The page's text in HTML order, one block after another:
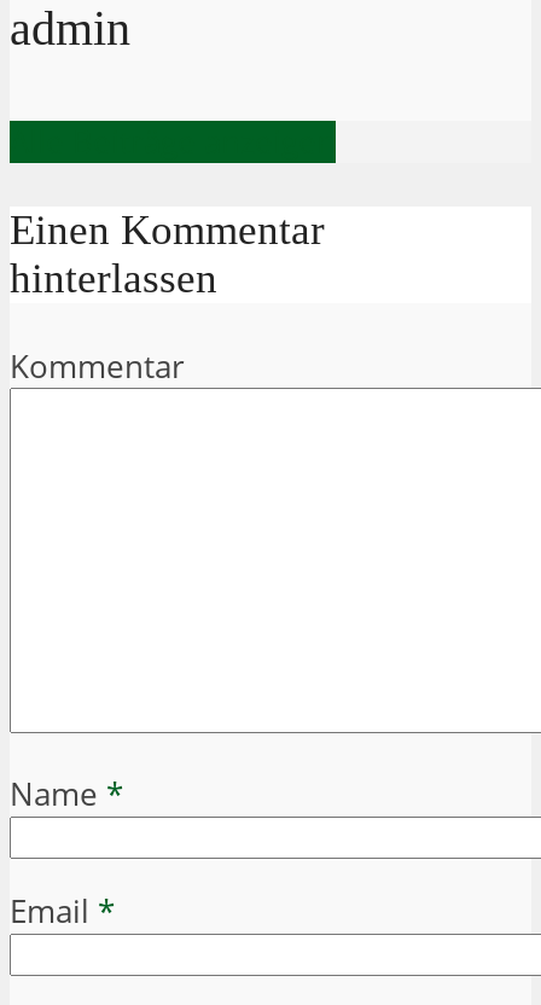
admin
Einen Kommentar
hinterlassen
Kommentar
Name *
Email *